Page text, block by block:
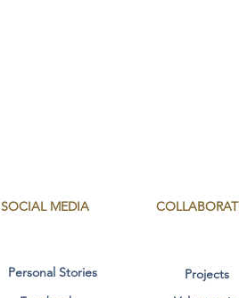
SOCIAL MEDIA
Personal Stories
Projects